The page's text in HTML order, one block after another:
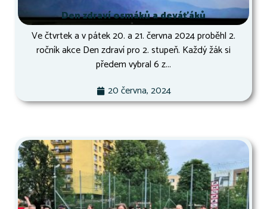
Den zdraví osmáků a deváťáků
Ve čtvrtek a v pátek 20. a 21. června 2024 proběhl 2.
ročník akce Den zdraví pro 2. stupeň. Každý žák si
předem vybral 6 z...
20 června, 2024